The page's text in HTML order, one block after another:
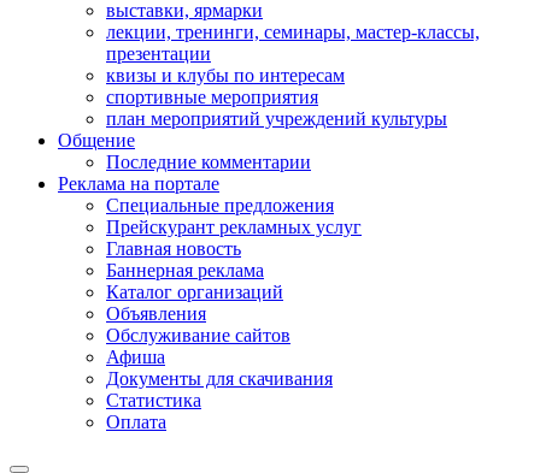
выставки, ярмарки
лекции, тренинги, семинары, мастер-классы,
презентации
квизы и клубы по интересам
спортивные мероприятия
план мероприятий учреждений культуры
Общение
Последние комментарии
Реклама на портале
Специальные предложения
Прейскурант рекламных услуг
Главная новость
Баннерная реклама
Каталог организаций
Объявления
Обслуживание сайтов
Афиша
Документы для скачивания
Статистика
Оплата